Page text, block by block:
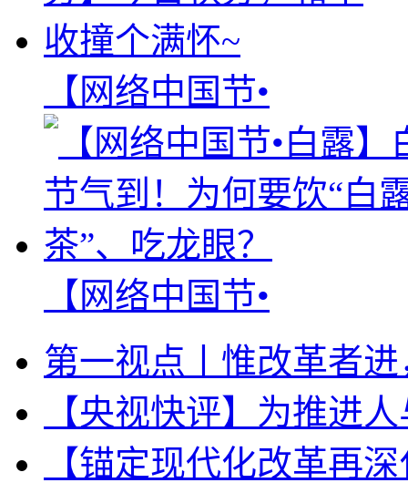
【网络中国节•
【网络中国节•
第一视点丨惟改革者
【央视快评】为推进
【锚定现代化改革再